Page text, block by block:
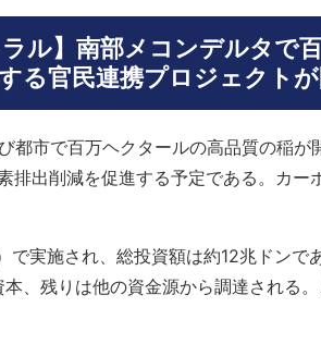
ラル】南部メコンデルタで
る官民連携プロジェクト
都市で百万ヘクタールの高品質の稲が
排出削減を促進する予定である。カー
で実施され、総投資額は約12兆ドンで
、残りは他の資金源から調達される